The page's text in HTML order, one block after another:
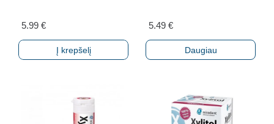
5.99 €
Į krepšelį
5.49 €
Daugiau